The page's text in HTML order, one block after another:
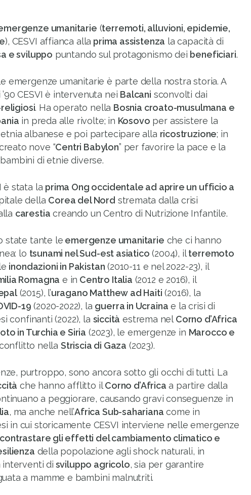
umanitarie (terremoti, alluvioni, epidemie,
), CESVI affianca alla prima assistenza la capacità di
e sviluppo puntando sul protagonismo dei beneficiari.
emergenze umanitarie è parte della nostra storia. A
CESVI è intervenuta nei Balcani sconvolti dai
. Ha operato nella Bosnia croato-musulmana e
in preda alle rivolte; in Kosovo per assistere la
albanese e poi partecipare alla ricostruzione; in
nove “Centri Babylon” per favorire la pace e la
di etnie diverse.
è stata la prima Ong occidentale ad aprire un ufficio a
della Corea del Nord stremata dalla crisi
carestia creando un Centro di Nutrizione Infantile.
state tante le emergenze umanitarie che ci hanno
lo tsunami nel Sud-est asiatico (2004), ilterremoto
inondazioni in Pakistan (2010-11 e nel 2022-23), il
Romagna e in Centro Italia (2012 e 2016), il
(2015), l’uragano Matthew ad Haiti (2016), la
19 (2020-2022), la guerra in Ucraina e la crisi di
confinanti (2022), la siccità estrema nel Corno d’Africa
in Turchia e Siria (2023), le emergenze in Marocco e
nella Striscia di Gaza (2023).
purtroppo, sono ancora sotto gli occhi di tutti. La
che hanno afflitto ilCorno d’Africa a partire dalla
a peggiorare, causando gravi conseguenze in
, ma anche nell’Africa Sub-sahariana come in
in cui storicamente CESVI interviene nelle emergenze
contrastare gli effetti del cambiamento climatico e
della popolazione agli shock naturali, in
interventi di sviluppo agricolo, sia per garantire
a mamme e bambini malnutriti.